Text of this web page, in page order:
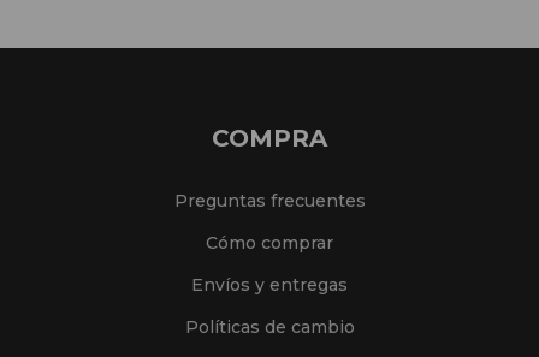
COMPRA
Preguntas frecuentes
Cómo comprar
Envíos y entregas
Políticas de cambio